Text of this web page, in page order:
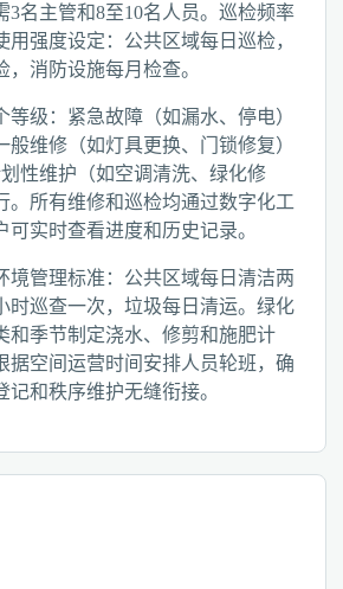
3名主管和8至10名人员。巡检频率
用强度设定：公共区域每日巡检，
消防设施每月检查。
等级：紧急故障（如漏水、停电）
般维修（如灯具更换、门锁修复）
性维护（如空调清洗、绿化修
。所有维修和巡检均通过数字化工
可实时查看进度和历史记录。
境管理标准：公共区域每日清洁两
时巡查一次，垃圾每日清运。绿化
和季节制定浇水、修剪和施肥计
据空间运营时间安排人员轮班，确
和秩序维护无缝衔接。